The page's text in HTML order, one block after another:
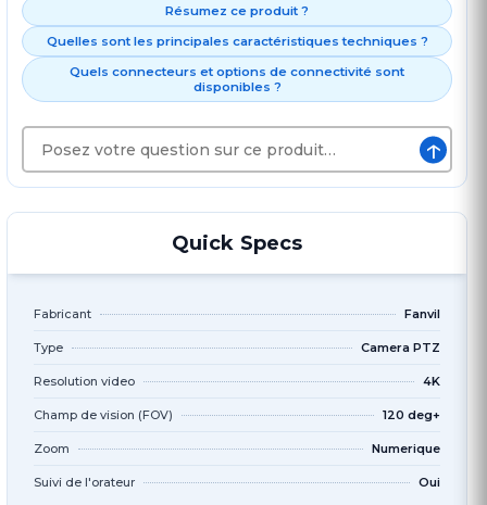
Résumez ce produit ?
Quelles sont les principales caractéristiques techniques ?
Quels connecteurs et options de connectivité sont
disponibles ?
↑
Quick Specs
Fabricant Fanvil
Type Camera PTZ
Resolution video 4K
Champ de vision (FOV) 120 deg+
Zoom Numerique
Suivi de l'orateur Oui